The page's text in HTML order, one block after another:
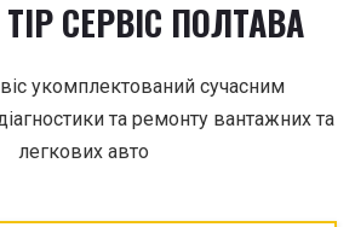
СЕРВІС ПОЛТАВА
укомплектований сучасним
та ремонту вантажних та
легкових авто